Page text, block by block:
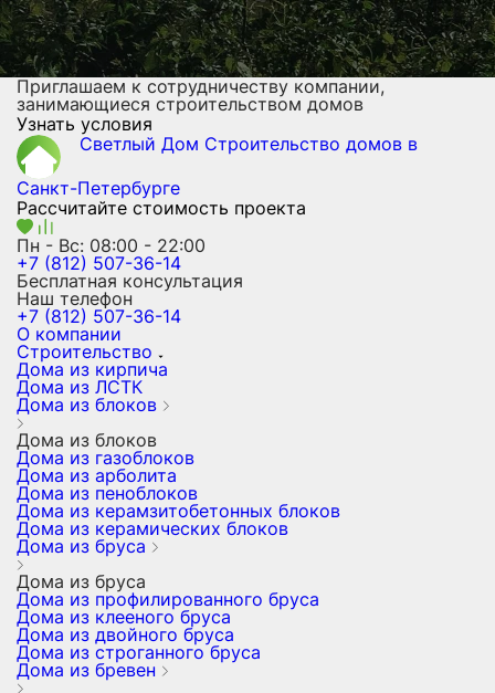
Приглашаем к сотрудничеству компании,
занимающиеся строительством домов
Узнать условия
Светлый Дом Строительство домов в
Санкт-Петербурге
Рассчитайте стоимость проекта
Пн - Вс: 08:00 - 22:00
+7 (812) 507-36-14
Бесплатная консультация
Наш телефон
+7 (812) 507-36-14
О компании
Строительство
Дома из кирпича
Дома из ЛСТК
Дома из блоков
Дома из блоков
Дома из газоблоков
Дома из арболита
Дома из пеноблоков
Дома из керамзитобетонных блоков
Дома из керамических блоков
Дома из бруса
Дома из бруса
Дома из профилированного бруса
Дома из клееного бруса
Дома из двойного бруса
Дома из строганного бруса
Дома из бревен